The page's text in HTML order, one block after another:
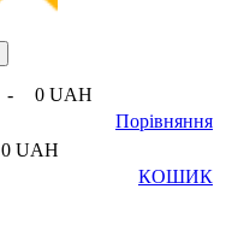
-
0 UAH
Порівняння
0 UAH
КОШИК